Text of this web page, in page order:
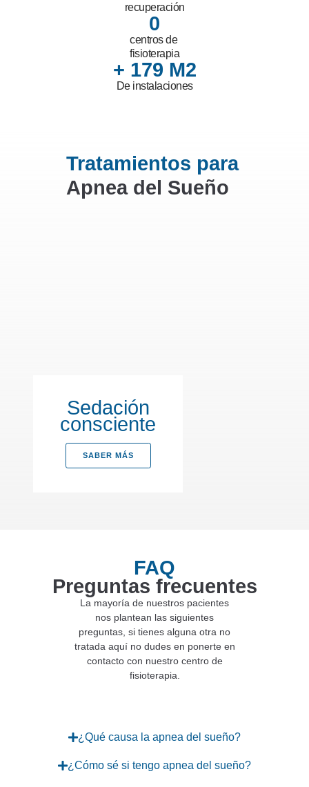
recuperación
centros de
fisioterapia
1
De instalaciones
+ 180 M2
Tratamientos para
Apnea del Sueño
Sedación
consciente
SABER MÁS
FAQ
Preguntas frecuentes
La mayoría de nuestros pacientes
nos plantean las siguientes
preguntas, si tienes alguna otra no
tratada aquí no dudes en ponerte en
contacto con nuestro centro de
fisioterapia.
¿Qué causa la apnea del sueño?
¿Cómo sé si tengo apnea del sueño?